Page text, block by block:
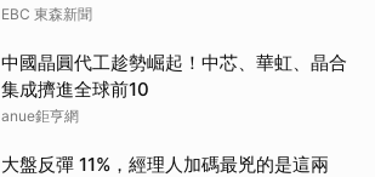
EBC 東森新聞
中國晶圓代工趁勢崛起！中芯、華虹、晶合
集成擠進全球前10
anue鉅亨網
大盤反彈 11%，經理人加碼最兇的是這兩